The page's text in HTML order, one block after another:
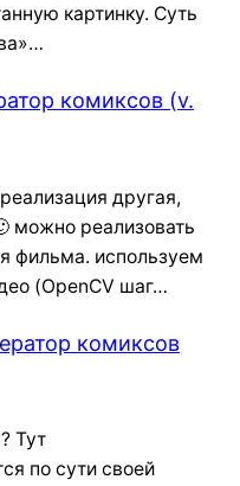
картинку. Суть
комиксов (v.
другая,
можно реализовать
фильма. используем
(OpenCV шаг…
комиксов
Тут
по сути своей